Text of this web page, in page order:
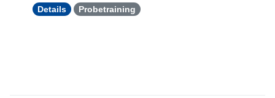
Details Probetraining